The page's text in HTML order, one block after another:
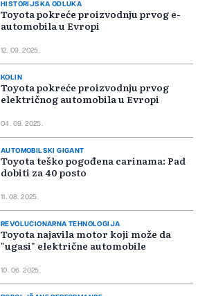
HISTORIJSKA ODLUKA
Toyota pokreće proizvodnju prvog e-
automobila u Evropi
12. 09. 2025.
KOLIN
Toyota pokreće proizvodnju prvog
električnog automobila u Evropi
04. 09. 2025.
AUTOMOBILSKI GIGANT
Toyota teško pogođena carinama: Pad
dobiti za 40 posto
11. 08. 2025.
REVOLUCIONARNA TEHNOLOGIJA
Toyota najavila motor koji može da
"ugasi" električne automobile
10. 06. 2025.